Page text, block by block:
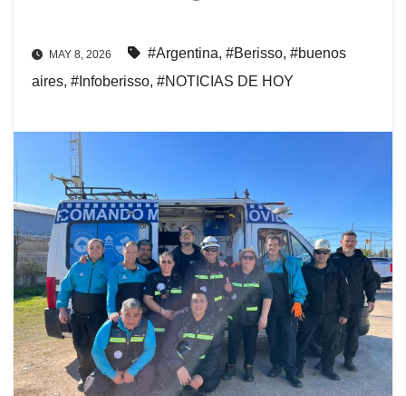
MAY 8, 2026 #Argentina, #Berisso, #buenos
aires, #Infoberisso, #NOTICIAS DE HOY